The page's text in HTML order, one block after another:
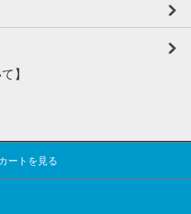
】
カートを見る